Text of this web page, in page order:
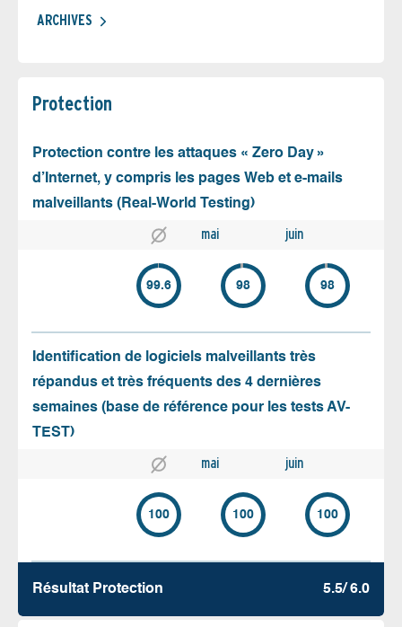
ARCHIVES
Protection
Protection contre les attaques « Zero Day »
d’Internet, y compris les pages Web et e-mails
malveillants (Real-World Testing)
mai juin
99.6 98 98
Identification de logiciels malveillants très
répandus et très fréquents des 4 dernières
semaines (base de référence pour les tests AV-
TEST)
mai juin
100 100 100
Résultat Protection 5.5/ 6.0